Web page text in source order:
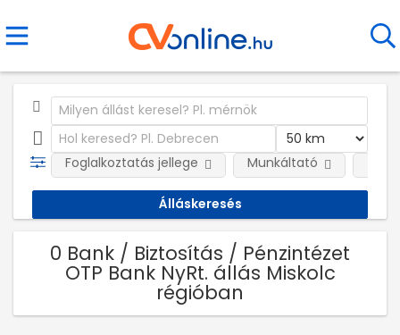
Foglalkoztatás jellege Munkáltató
0 Bank / Biztosítás / Pénzintézet
OTP Bank NyRt. állás Miskolc
régióban